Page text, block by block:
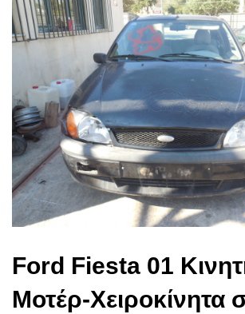
Ford Fiesta 01
Μοτέρ-Χειροκίνητα